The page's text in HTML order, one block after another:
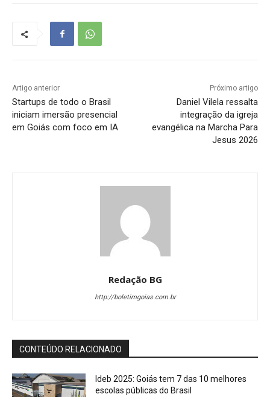
Artigo anterior
Startups de todo o Brasil
iniciam imersão presencial
em Goiás com foco em IA
Próximo artigo
Daniel Vilela ressalta
integração da igreja
evangélica na Marcha Para
Jesus 2026
Redação BG
http://boletimgoias.com.br
CONTEÚDO RELACIONADO
Ideb 2025: Goiás tem 7 das 10 melhores
escolas públicas do Brasil